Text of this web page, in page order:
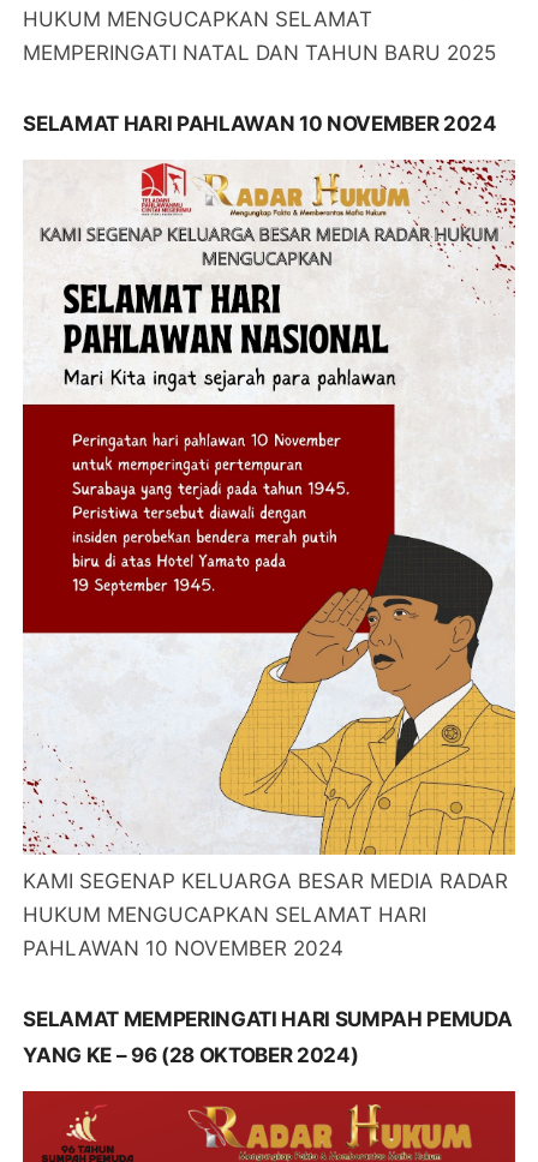
HUKUM MENGUCAPKAN SELAMAT
MEMPERINGATI NATAL DAN TAHUN BARU 2025
SELAMAT HARI PAHLAWAN 10 NOVEMBER 2024
KAMI SEGENAP KELUARGA BESAR MEDIA RADAR
HUKUM MENGUCAPKAN SELAMAT HARI
PAHLAWAN 10 NOVEMBER 2024
SELAMAT MEMPERINGATI HARI SUMPAH PEMUDA
YANG KE – 96 (28 OKTOBER 2024)